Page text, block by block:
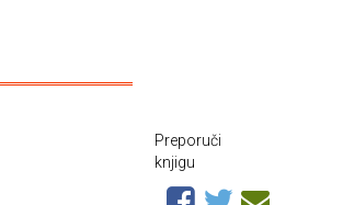
Preporuči
knjigu